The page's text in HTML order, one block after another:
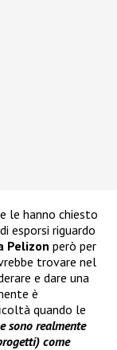
le hanno chiesto
esporsi riguardo
Pelizon però per
trovare nel
e dare una
è
quando le
sono realmente
come